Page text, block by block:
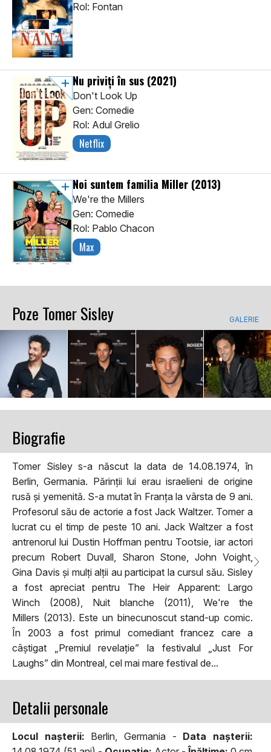
Rol: Fontan
Nu priviți în sus (2021)
Don't Look Up
Gen: Comedie
Rol: Adul Grelio
Netflix
Noi suntem familia Miller (2013)
We're the Millers
Gen: Comedie
Rol: Pablo Chacon
Max
Poze Tomer Sisley GALERIE
Biografie
Tomer Sisley s-a născut la data de 14.08.1974, în
Berlin, Germania. Părinții lui erau israelieni de origine
rusă și yemenită. S-a mutat în Franța la vârsta de 9 ani.
Profesorul său de actorie a fost Jack Waltzer. Tomer a
lucrat cu el timp de peste 10 ani. Jack Waltzer a fost
antrenorul lui Dustin Hoffman pentru Tootsie, iar actori
precum Robert Duvall, Sharon Stone, John Voight,
Gina Davis și mulți alții au participat la cursul său. Sisley
a fost apreciat pentru The Heir Apparent: Largo
Winch (2008), Nuit blanche (2011), We're the
Millers (2013). Este un binecunoscut stand-up comic.
În 2003 a fost primul comediant francez care a
câștigat „Premiul revelație” la festivalul „Just For
Laughs” din Montreal, cel mai mare festival de...
Detalii personale
Locul naşterii: Berlin, Germania - Data naşterii: